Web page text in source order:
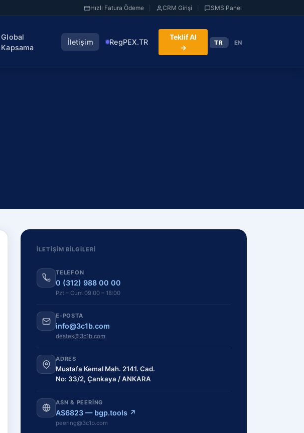
Hızlı Fatura Ödeme CRM Girişi SMS Panel
Global
Kapsama
İletişim RegPEX.TR
Teklif Al
→
TR EN
İLETIŞIM BILGILERI
TELEFON
0 (312) 988 00 00
Pzt – Cum 09:00 – 18:00
E-POSTA
info@3c1b.com
destek@3c1b.com
ADRES
Mustafa Kemal Mah. 2141. Cad.
No: 33/2, Çankaya / ANKARA
ASN & PEERING
AS6823 — bgp.tools ↗
peering@3c1b.com